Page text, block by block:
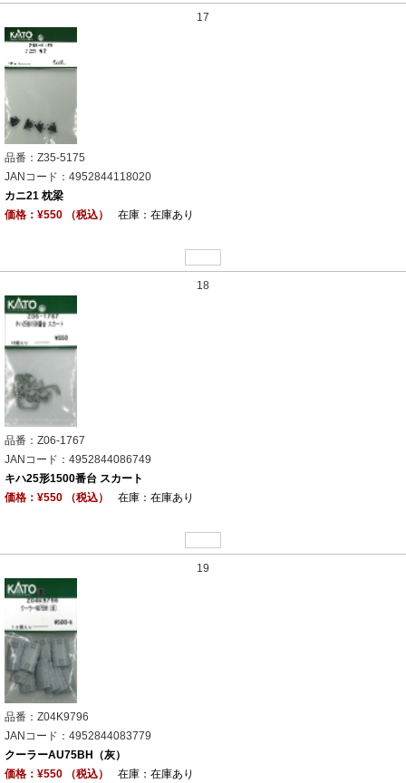
17
品番：Z35-5175
JANコード：4952844118020
カニ21 枕梁
価格：¥550 （税込）
在庫：在庫あり
18
品番：Z06-1767
JANコード：4952844086749
キハ25形1500番台 スカート
価格：¥550 （税込）
在庫：在庫あり
19
品番：Z04K9796
JANコード：4952844083779
クーラーAU75BH（灰）
価格：¥550 （税込）
在庫：在庫あり